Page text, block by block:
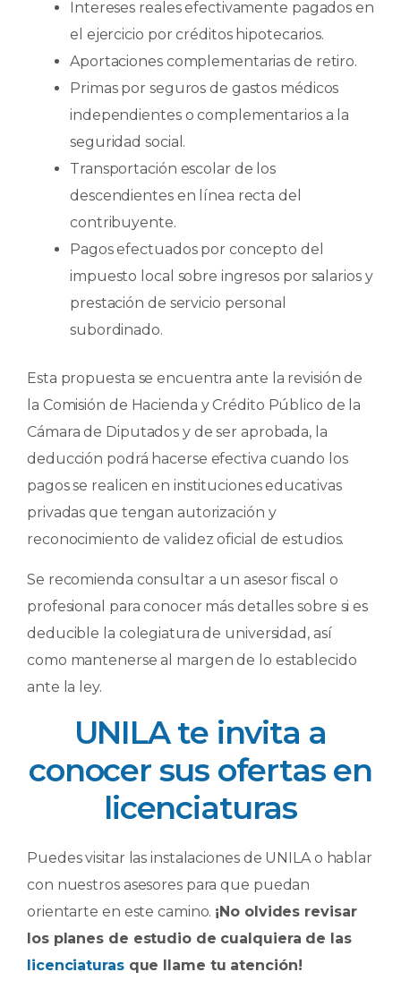
Intereses reales efectivamente pagados en
el ejercicio por créditos hipotecarios.
Aportaciones complementarias de retiro.
Primas por seguros de gastos médicos
independientes o complementarios a la
seguridad social.
Transportación escolar de los
descendientes en línea recta del
contribuyente.
Pagos efectuados por concepto del
impuesto local sobre ingresos por salarios y
prestación de servicio personal
subordinado.
Esta propuesta se encuentra ante la revisión de
la Comisión de Hacienda y Crédito Público de la
Cámara de Diputados y de ser aprobada, la
deducción podrá hacerse efectiva cuando los
pagos se realicen en instituciones educativas
privadas que tengan autorización y
reconocimiento de validez oficial de estudios.
Se recomienda consultar a un asesor fiscal o
profesional para conocer más detalles sobre si es
deducible la colegiatura de universidad, así
como mantenerse al margen de lo establecido
ante la ley.
UNILA te invita a
conocer sus ofertas en
licenciaturas
Puedes visitar las instalaciones de UNILA o hablar
con nuestros asesores para que puedan
orientarte en este camino. ¡No olvides revisar
los planes de estudio de cualquiera de las
licenciaturasque llame tu atención!